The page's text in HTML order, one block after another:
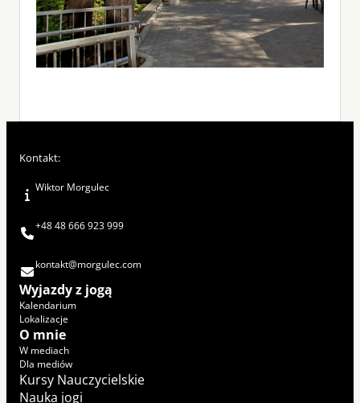
Kontakt:
Wiktor Morgulec
+48 48 666 923 999
kontakt@morgulec.com
Wyjazdy z jogą
Kalendarium
Lokalizacje
O mnie
W mediach
Dla mediów
Kursy Nauczycielskie
Nauka jogi